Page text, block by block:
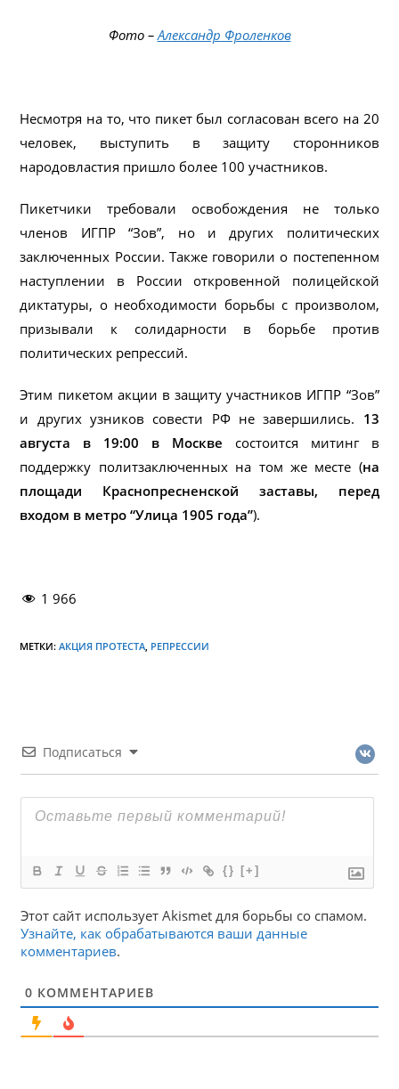
Фото –Александр Фроленков
Несмотря на то, что пикет был согласован всего на 20
человек, выступить в защиту сторонников
народовластия пришло более 100 участников.
Пикетчики требовали освобождения не только
членов ИГПР “Зов”, но и других политических
заключенных России. Также говорили о постепенном
наступлении в России откровенной полицейской
диктатуры, о необходимости борьбы с произволом,
призывали к солидарности в борьбе против
политических репрессий.
Этим пикетом акции в защиту участников ИГПР “Зов”
и других узников совести РФ не завершились. 13
августа в 19:00 в Москве состоится митинг в
поддержку политзаключенных на том же месте (на
площади Краснопресненской заставы, перед
входом в метро “Улица 1905 года”).
1 966
МЕТКИ:АКЦИЯ ПРОТЕСТА, РЕПРЕССИИ
Подписаться
{} [+]
Этот сайт использует Akismet для борьбы со спамом.
Узнайте, как обрабатываются ваши данные
комментариев.
0 КОММЕНТАРИЕВ